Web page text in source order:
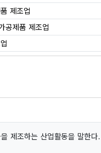
제조업
공제품 제조업
제조하는 산업활동을 말한다.